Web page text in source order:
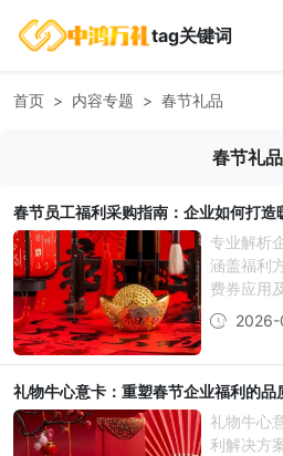
tag关键词
首页 内容专题 春节礼品
春节礼品
春节员工福利采购指南：企业如何打
专业解析
涵盖福利
费券应用
礼物牛心意卡：重塑春节企业福利的品
礼物牛心
利解决方